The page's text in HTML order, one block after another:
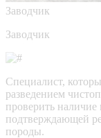
Заводчик
Заводчик
Специалист,
разведением
проверить
подтверждающей
породы.